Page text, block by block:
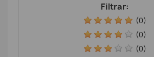
Filtrar:
(0)
(0)
(0)